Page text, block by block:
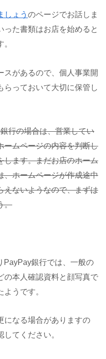
しょう のページでお話しま
った書類はお店を始めると
スがあるので、個人事業開
らっておいて大切に保管し
行の場合は、営業してい
ームページの内容を判断し
します。まだお店のホーム
、ホームページが作成途中
えないようなので、まずは
。
PayPay銀行では、一般の
の本人確認資料と顔写真で
うです。
になる場合がありますの
てください。